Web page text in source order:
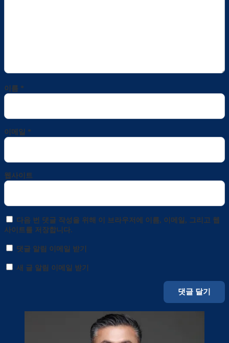
이름 *
이메일 *
웹사이트
다음 번 댓글 작성을 위해 이 브라우저에 이름, 이메일, 그리고 웹
사이트를 저장합니다.
댓글 알림 이메일 받기
새 글 알림 이메일 받기